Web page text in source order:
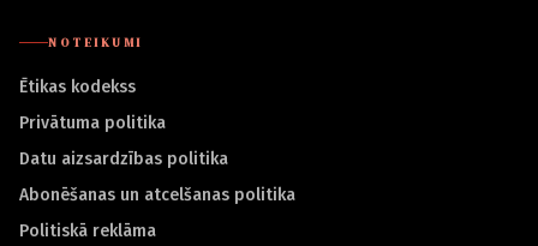
NOTEIKUMI
Ētikas kodekss
Privātuma politika
Datu aizsardzības politika
Abonēšanas un atcelšanas politika
Politiskā reklāma